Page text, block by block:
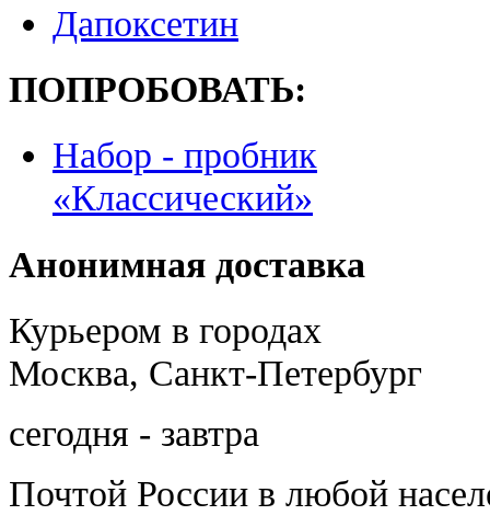
Дапоксетин
ПОПРОБОВАТЬ:
Набор - пробник
«Классический»
Анонимная доставка
Курьером в городах
Москва, Санкт-Петербург
сегодня - завтра
Почтой России в любой